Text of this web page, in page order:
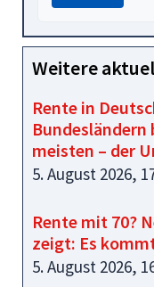
Weitere
Rente in
Bundesländern
meisten – der
5. August 2026,
Rente mit 70?
zeigt: Es
5. August 2026,